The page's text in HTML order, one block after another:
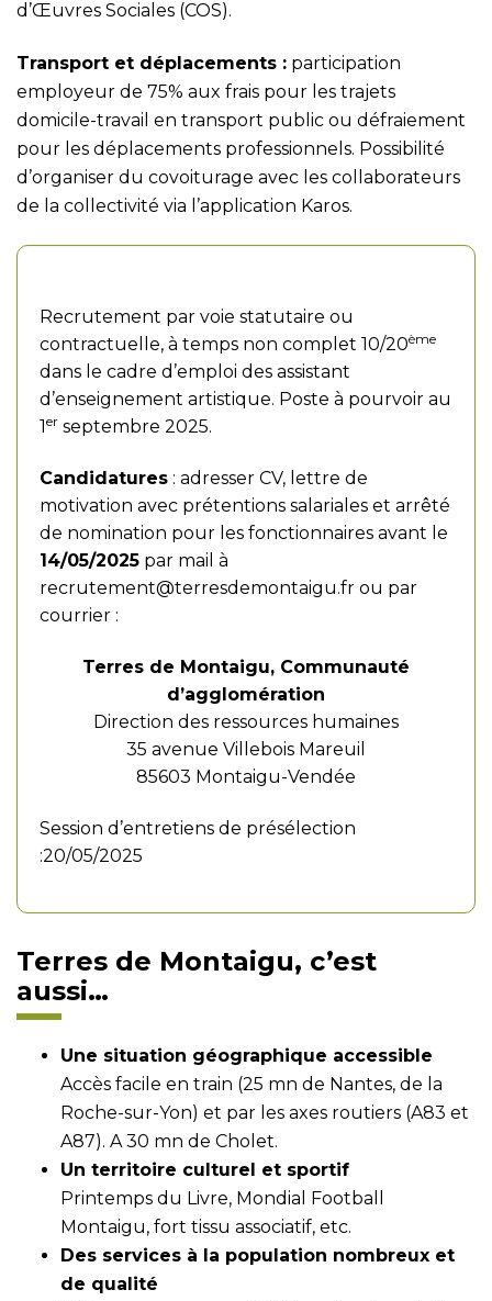
d’Œuvres Sociales (COS).
Transport et déplacements : participation
employeur de 75% aux frais pour les trajets
domicile-travail en transport public ou défraiement
pour les déplacements professionnels. Possibilité
d’organiser du covoiturage avec les collaborateurs
de la collectivité via l’application Karos.
Recrutement par voie statutaire ou
contractuelle, à temps non complet 10/20ème
dans le cadre d’emploi des assistant
d’enseignement artistique. Poste à pourvoir au
1er septembre 2025.
Candidatures : adresser CV, lettre de
motivation avec prétentions salariales et arrêté
de nomination pour les fonctionnaires avant le
14/05/2025 par mail à
recrutement@terresdemontaigu.fr ou par
courrier :
Terres de Montaigu, Communauté
d’agglomération
Direction des ressources humaines
35 avenue Villebois Mareuil
85603 Montaigu-Vendée
Session d’entretiens de présélection
:20/05/2025
Terres de Montaigu, c’est
aussi…
Une situation géographique accessible
Accès facile en train (25 mn de Nantes, de la
Roche-sur-Yon) et par les axes routiers (A83 et
A87). A 30 mn de Cholet.
Un territoire culturel et sportif
Printemps du Livre, Mondial Football
Montaigu, fort tissu associatif, etc.
Des services à la population nombreux et
de qualité